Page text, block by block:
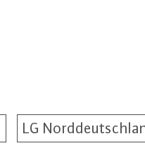
LG